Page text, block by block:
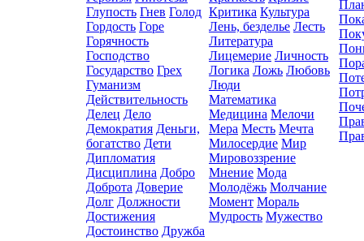
Глупость Гнев Голод
Гордость Горе
Горячность
Господство
Государство Грех
Гуманизм
Действительность
Делец Дело
Демократия Деньги,
богатство Дети
Дипломатия
Дисциплина Добро
Доброта Доверие
Долг Должности
Достижения
Достоинство Дружба
Критика Культура
Лень, безделье Лесть
Литература
Лицемерие Личность
Логика Ложь Любовь
Люди
Математика
Медицина Мелочи
Мера Месть Мечта
Милосердие Мир
Мировоззрение
Мнение Мода
Молодёжь Молчание
Момент Мораль
Мудрость Мужество